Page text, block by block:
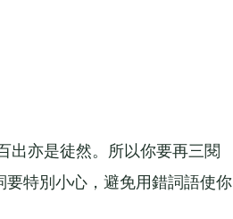
亦是徒然。所以你要再三閱
特別小心，避免用錯詞語使你